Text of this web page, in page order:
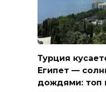
Турция
Египет —
дождями: топ